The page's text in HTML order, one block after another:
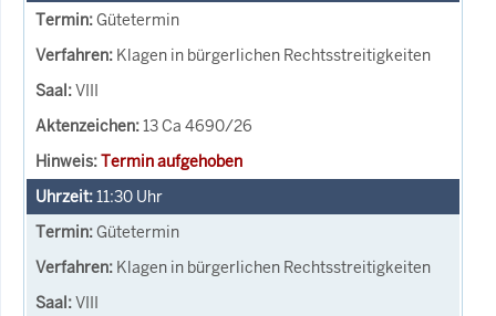
Gütetermin
Klagen in bürgerlichen Rechtsstreitigkeiten
VIII
13 Ca 4690/26
Termin aufgehoben
11:30 Uhr
Gütetermin
Klagen in bürgerlichen Rechtsstreitigkeiten
VIII